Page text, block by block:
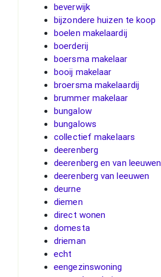
beverwijk
bijzondere huizen te koop
boelen makelaardij
boerderij
boersma makelaar
booij makelaar
broersma makelaardij
brummer makelaar
bungalow
bungalows
collectief makelaars
deerenberg
deerenberg en van leeuwen
deerenberg van leeuwen
deurne
diemen
direct wonen
domesta
drieman
echt
eengezinswoning